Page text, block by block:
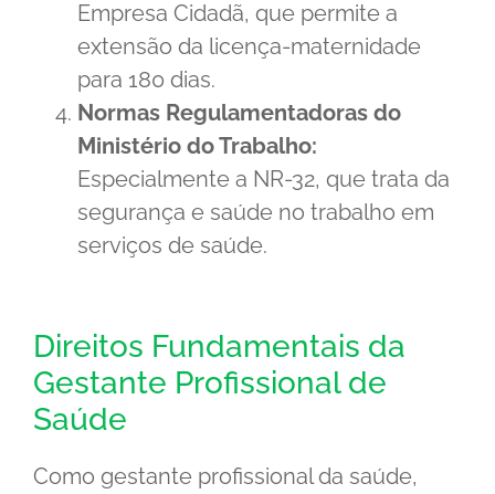
Empresa Cidadã, que permite a
extensão da licença-maternidade
para 180 dias.
Normas Regulamentadoras do
Ministério do Trabalho:
Especialmente a NR-32, que trata da
segurança e saúde no trabalho em
serviços de saúde.
Direitos Fundamentais da
Gestante Profissional de
Saúde
Como gestante profissional da saúde,